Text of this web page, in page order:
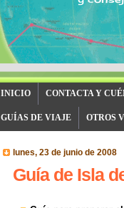
INICIO CONTACTA Y
GUÍAS DE VIAJE OTROS
lunes, 23 de junio de 2008
Guía de Isla